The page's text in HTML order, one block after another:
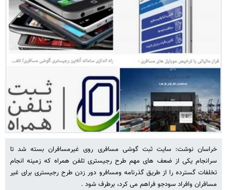
خراسان نوشت: سایت ثبت گوشی مسافری روی غیرمسافران بسته شد تا
سرانجام یکی از ضعف های مهم طرح رجیستری تلفن همراه که زمینه انجام
تخلفات گسترده را از طریق گذرنامه ومسافرو دور زدن طرح رجیستری برای غیر
مسافران وافراد سودجو فراهم می کرد، برطرف شود .